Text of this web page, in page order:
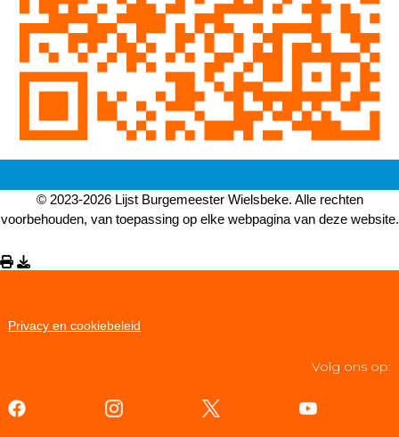
© 2023-2026 Lijst Burgemeester Wielsbeke. Alle rechten
voorbehouden, van toepassing op elke webpagina van deze website.
Privacy en cookiebeleid
Volg ons op: